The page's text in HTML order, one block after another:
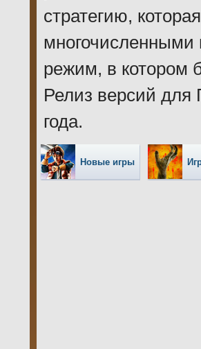
стратегию,
многочисленными
режим, в котором
Релиз версий для
года.
Новые игры